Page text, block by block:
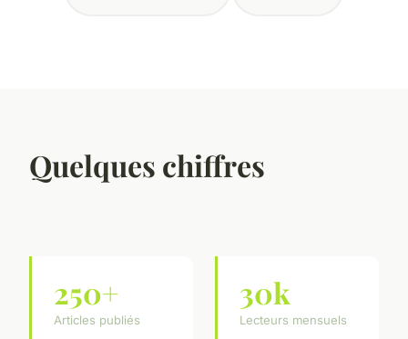
Quelques chiffres
250+
Articles publiés
30k
Lecteurs mensuels